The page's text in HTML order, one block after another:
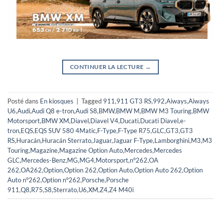
CONTINUER LA LECTURE →
Posté dans En kiosques Tagged 911,911 GT3 RS,992,Aiways,Aiways
U6,Audi,Audi Q8 e-tron,Audi S8,BMW,BMW M,BMW M3 Touring,BMW
Motorsport,BMW XM,Diavel,Diavel V4,Ducati,Ducati Diavel,e-
tron,EQS,EQS SUV 580 4Matic,F-Type,F-Type R75,GLC,GT3,GT3
RS,Huracán,Huracán Sterrato,Jaguar,Jaguar F-Type,Lamborghini,M3,M3
Touring,Magazine,Magazine Option Auto,Mercedes,Mercedes
GLC,Mercedes-Benz,MG,MG4,Motorsport,n°262,OA
262,OA262,Option,Option 262,Option Auto,Option Auto 262,Option
Auto n°262,Option n°262,Porsche,Porsche
911,Q8,R75,S8,Sterrato,U6,XM,Z4,Z4 M40i